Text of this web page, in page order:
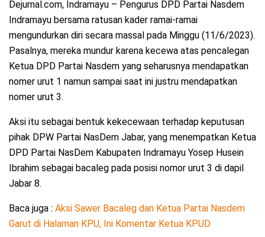
Dejurnal.com, Indramayu – Pengurus DPD Partai Nasdem
Indramayu bersama ratusan kader ramai-ramai
mengundurkan diri secara massal pada Minggu (11/6/2023).
Pasalnya, mereka mundur karena kecewa atas pencalegan
Ketua DPD Partai Nasdem yang seharusnya mendapatkan
nomer urut 1 namun sampai saat ini justru mendapatkan
nomer urut 3.
Aksi itu sebagai bentuk kekecewaan terhadap keputusan
pihak DPW Partai NasDem Jabar, yang menempatkan Ketua
DPD Partai NasDem Kabupaten Indramayu Yosep Husein
Ibrahim sebagai bacaleg pada posisi nomor urut 3 di dapil
Jabar 8.
Baca juga : Aksi Sawer Bacaleg dan Ketua Partai Nasdem
Garut di Halaman KPU, Ini Komentar Ketua KPUD